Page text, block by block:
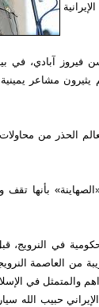
فيروز آبادي، في
يثيرون مشاعر
الحذر من
بأنها
في النرويج،
العاصمة
والمتمثل في
حبيب الله